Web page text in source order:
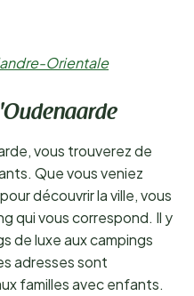
Orientale
vous trouverez de
Que vous veniez
découvrir la ville, vous
qui vous correspond. Il y
de luxe aux campings
adresses sont
familles avec enfants.